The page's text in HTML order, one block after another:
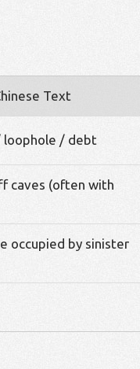
Text
loophole / debt
caves (often with
occupied by sinister